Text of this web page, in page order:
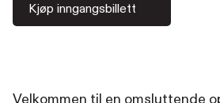
Kjøp inngangsbillett